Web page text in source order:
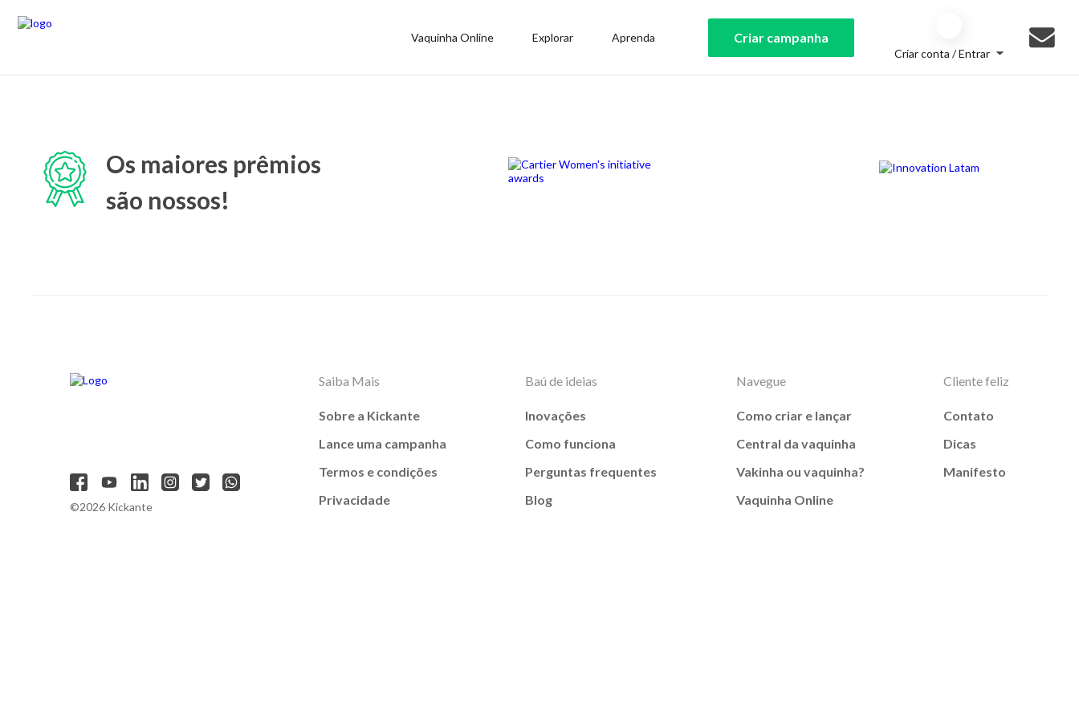
Vaquinha Online Explorar Aprenda Criar campanha
Criar conta / Entrar
Os maiores prêmios
são nossos!
©2026 Kickante
Saiba Mais
Sobre a Kickante
Lance uma campanha
Termos e condições
Privacidade
Baú de ideias
Inovações
Como funciona
Perguntas frequentes
Blog
Navegue
Como criar e lançar
Central da vaquinha
Vakinha ou vaquinha?
Vaquinha Online
Cliente feliz
Contato
Dicas
Manifesto